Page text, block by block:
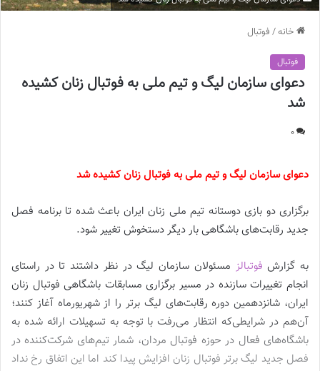
خانه/ فوتبال
فوتبال
دعوای سازمان لیگ و تیم ملی به فوتبال زنان کشیده
شد
0
دعوای سازمان لیگ و تیم ملی به فوتبال زنان کشیده شد
برگزاری دو بازی دوستانه تیم ملی زنان ایران باعث شده تا برنامه فصل
جدید رقابت‌های باشگاهی بار دیگر دستخوش تغییر شود.
به گزارش فوتبالز مسئولان سازمان لیگ در نظر داشتند تا در راستای
انجام تغییرات سازنده در مسیر برگزاری مسابقات باشگاهی فوتبال زنان
ایران، شانزدهمین دوره رقابت‌های لیگ برتر را از شهریورماه آغاز کنند؛
آن‌هم در شرایطی‌که انتظار می‌رفت با توجه به تسهیلات ارائه شده به
باشگاه‌های فعال در حوزه فوتبال مردان، شمار تیم‌های شرکت‌کننده در
فصل جدید لیگ برتر فوتبال زنان افزایش پیدا کند اما این اتفاق رخ نداد